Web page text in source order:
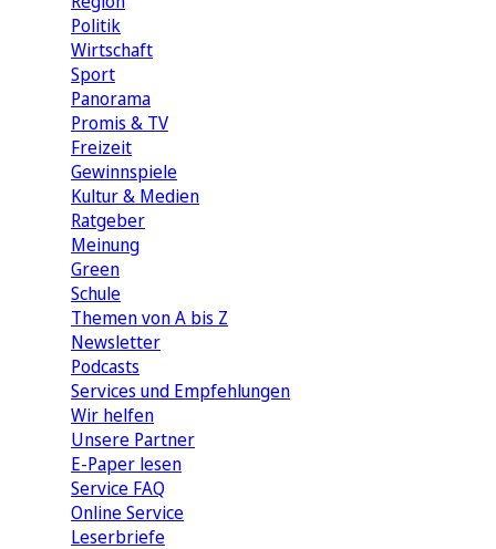
Politik
Wirtschaft
Sport
Panorama
Promis & TV
Freizeit
Gewinnspiele
Kultur & Medien
Ratgeber
Meinung
Green
Schule
Themen von A bis Z
Newsletter
Podcasts
Services und Empfehlungen
Wir helfen
Unsere Partner
E-Paper lesen
Service FAQ
Online Service
Leserbriefe